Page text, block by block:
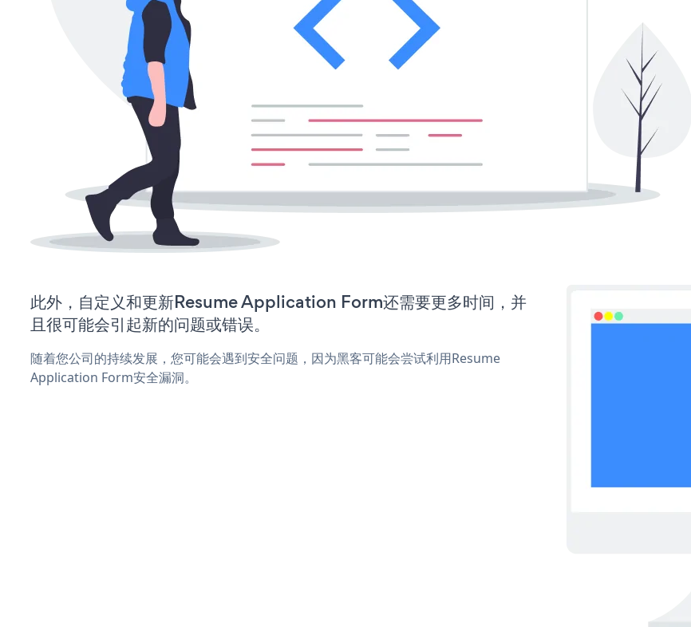
此外，自定义和更新Resume Application Form还需要更多时间，并
且很可能会引起新的问题或错误。
随着您公司的持续发展，您可能会遇到安全问题，因为黑客可能会尝试利用Resume
Application Form安全漏洞。